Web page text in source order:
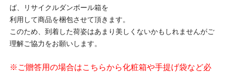
ば、リサイクルダンボール箱を
利用して商品を梱包させて頂きます。
このため、到着した荷姿はあまり美しくないかもしれませんがご
理解ご協力をお願いします。
※ご贈答用の場合はこちらから化粧箱や手提げ袋など必